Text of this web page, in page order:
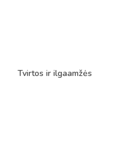
Tvirtos ir ilgaamžės